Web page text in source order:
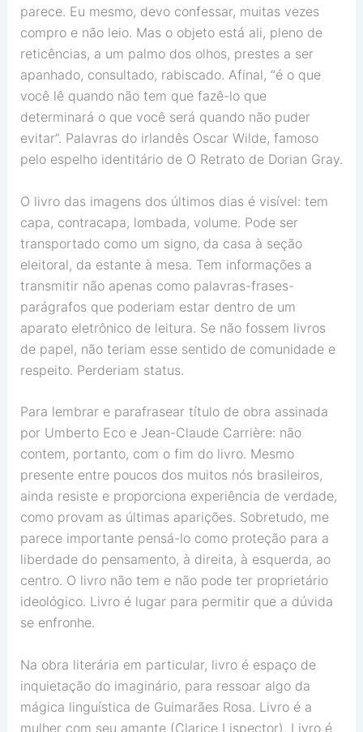
parece. Eu mesmo, devo confessar, muitas vezes
compro e não leio. Mas o objeto está ali, pleno de
reticências, a um palmo dos olhos, prestes a ser
apanhado, consultado, rabiscado. Afinal, “é o que
você lê quando não tem que fazê-lo que
determinará o que você será quando não puder
evitar”. Palavras do irlandês Oscar Wilde, famoso
pelo espelho identitário de O Retrato de Dorian Gray.
O livro das imagens dos últimos dias é visível: tem
capa, contracapa, lombada, volume. Pode ser
transportado como um signo, da casa à seção
eleitoral, da estante à mesa. Tem informações a
transmitir não apenas como palavras-frases-
parágrafos que poderiam estar dentro de um
aparato eletrônico de leitura. Se não fossem livros
de papel, não teriam esse sentido de comunidade e
respeito. Perderiam status.
Para lembrar e parafrasear título de obra assinada
por Umberto Eco e Jean-Claude Carrière: não
contem, portanto, com o fim do livro. Mesmo
presente entre poucos dos muitos nós brasileiros,
ainda resiste e proporciona experiência de verdade,
como provam as últimas aparições. Sobretudo, me
parece importante pensá-lo como proteção para a
liberdade do pensamento, à direita, à esquerda, ao
centro. O livro não tem e não pode ter proprietário
ideológico. Livro é lugar para permitir que a dúvida
se enfronhe.
Na obra literária em particular, livro é espaço de
inquietação do imaginário, para ressoar algo da
mágica linguística de Guimarães Rosa. Livro é a
mulher com seu amante (Clarice Lispector). Livro é